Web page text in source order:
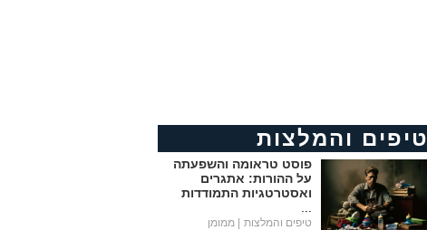
טיפים והמלצות
פוסט טראומה והשפעתה
על ההורות: אתגרים
ואסטרטגיות התמודדות
טיפים והמלצות | ממומן